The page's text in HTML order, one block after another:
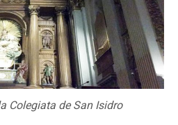
Colegiata de San Isidro